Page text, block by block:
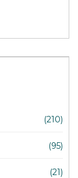
(210)
(95)
(21)